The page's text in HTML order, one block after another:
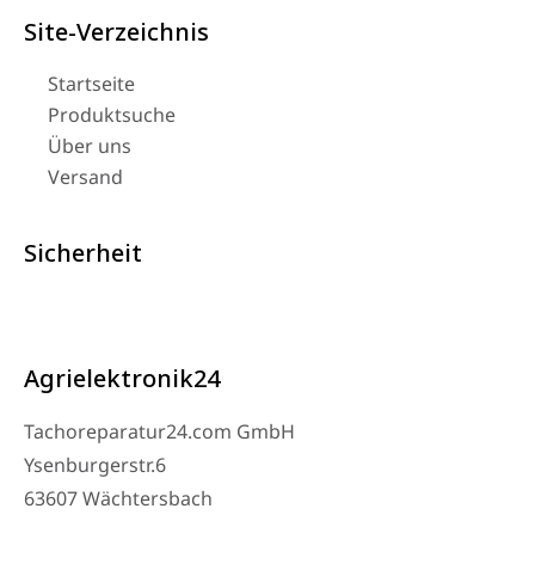
Site-Verzeichnis
Startseite
Produktsuche
Über uns
Versand
Sicherheit
Agrielektronik24
Tachoreparatur24.com GmbH
Ysenburgerstr.6
63607 Wächtersbach